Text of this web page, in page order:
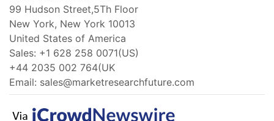
99 Hudson Street,5Th Floor
New York, New York 10013
United States of America
Sales: +1 628 258 0071(US)
+44 2035 002 764(UK
Email: sales@marketresearchfuture.com